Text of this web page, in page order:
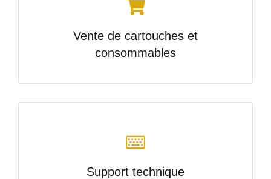
Vente de cartouches et
consommables
Support technique